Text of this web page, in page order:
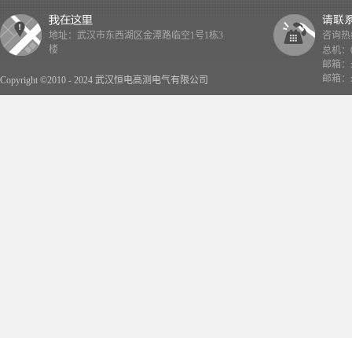
Copyright ©2010 - 2024 武汉恒电高测电气有限公司
地址：武汉市东西湖区金潭路临空1号1栋3
楼
咨询热
总机：
邮箱
邮箱